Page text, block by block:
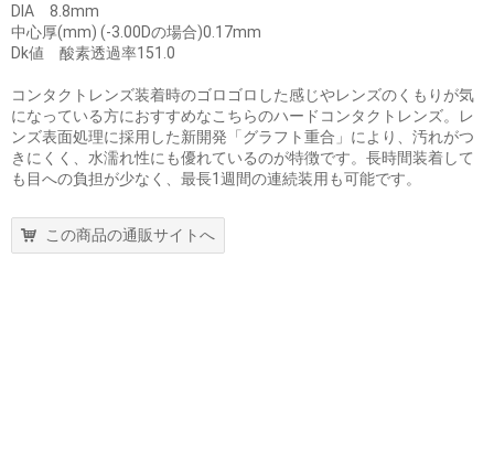
DIA 8.8mm
中心厚(mm) (-3.00Dの場合)0.17mm
Dk値 酸素透過率151.0
コンタクトレンズ装着時のゴロゴロした感じやレンズのくもりが気
になっている方におすすめなこちらのハードコンタクトレンズ。レ
ンズ表面処理に採用した新開発「グラフト重合」により、汚れがつ
きにくく、水濡れ性にも優れているのが特徴です。長時間装着して
も目への負担が少なく、最長1週間の連続装用も可能です。
この商品の通販サイトへ